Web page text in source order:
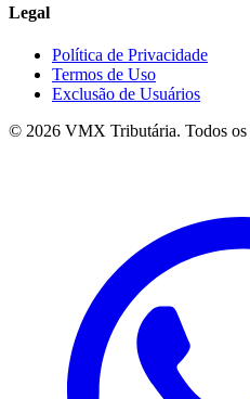
Legal
Política de Privacidade
Termos de Uso
Exclusão de Usuários
© 2026 VMX Tributária. Todos os